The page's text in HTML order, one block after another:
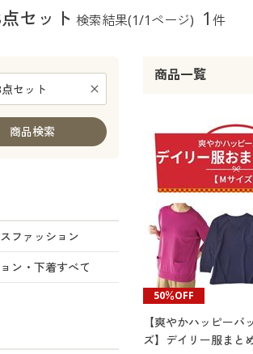
レディースファッション
セット 検索結果(1/1ページ) 1 件
商品一覧
50％OFF
【爽やかハッピーバ
ズ】デイリー服まと
ファッション
ン・下着すべて